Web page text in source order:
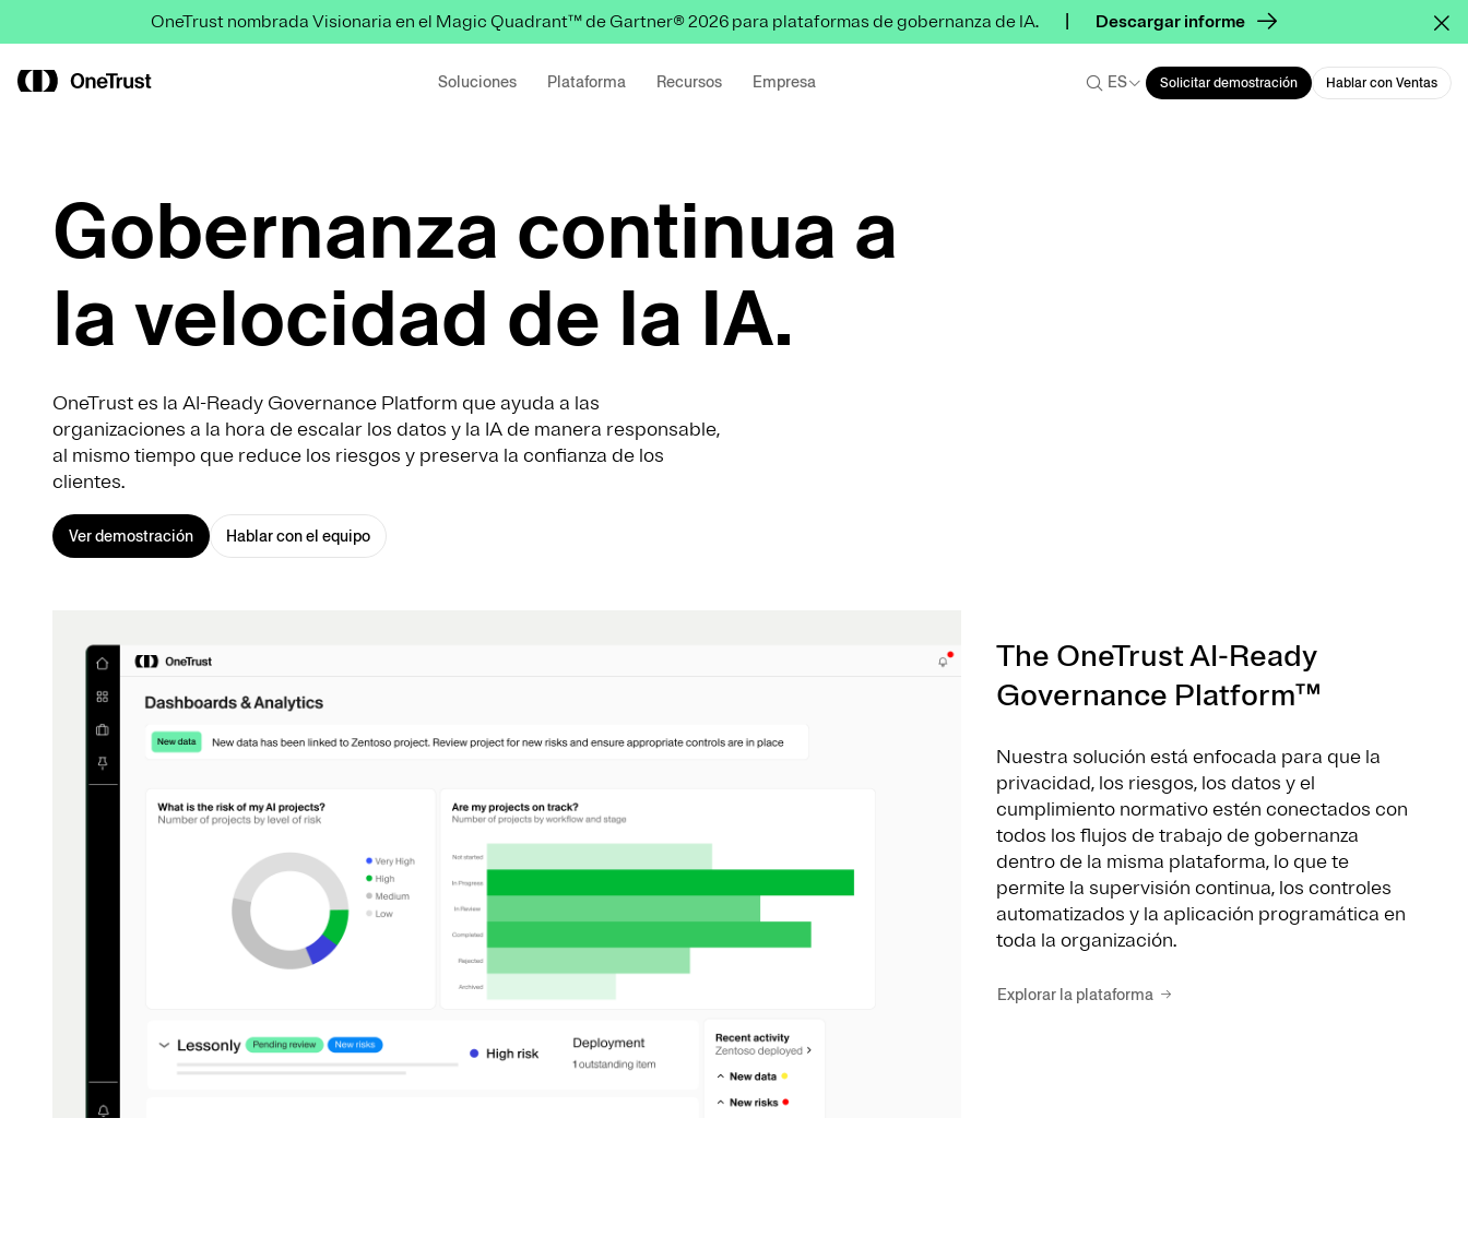
OneTrust nombrada Visionaria en el Magic Quadrant™ de Gartner® 2026 para plataformas de gobernanza de IA. Descargar informe
Soluciones Plataforma Recursos Empresa ES Solicitar demostración Hablar con Ventas
Gobernanza continua a
la velocidad de la IA.
OneTrust es la AI-Ready Governance Platform que ayuda a las
organizaciones a la hora de escalar los datos y la IA de manera responsable,
al mismo tiempo que reduce los riesgos y preserva la confianza de los
clientes.
Ver demostración Hablar con el equipo
The OneTrust AI-Ready
Governance Platform™
Nuestra solución está enfocada para que la
privacidad, los riesgos, los datos y el
cumplimiento normativo estén conectados con
todos los flujos de trabajo de gobernanza
dentro de la misma plataforma, lo que te
permite la supervisión continua, los controles
automatizados y la aplicación programática en
toda la organización.
Explorar la plataforma